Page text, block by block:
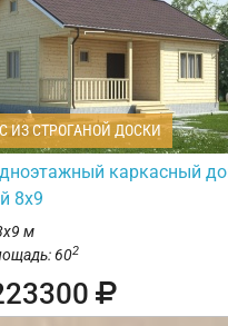
ИЗ СТРОГАНОЙ ДОСКИ
каркасный
8х9
м
602